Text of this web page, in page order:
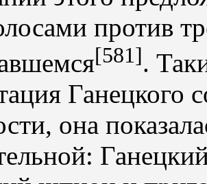
против
[581].
Ганецкого
она